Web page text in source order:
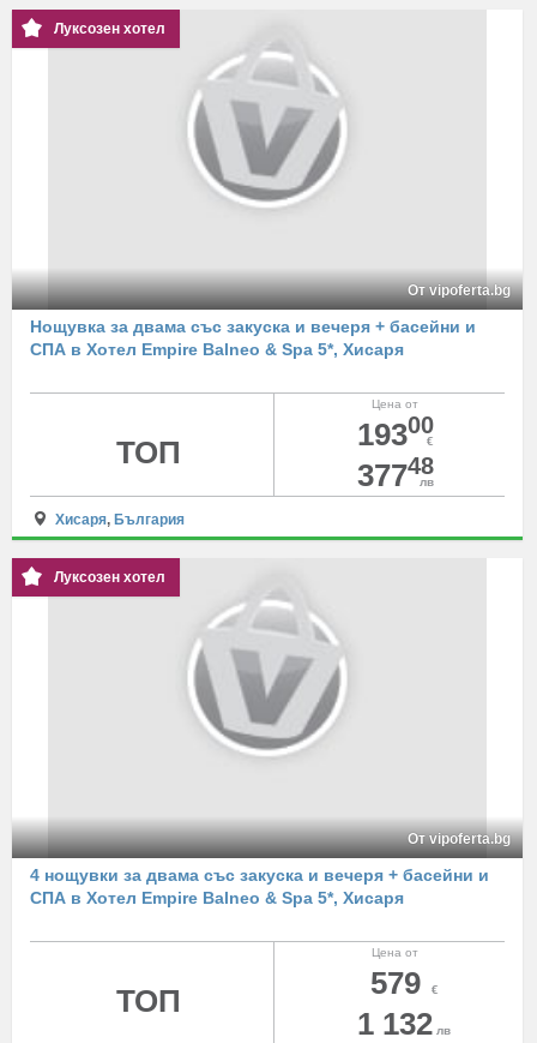
Луксозен хотел
От vipoferta.bg
Нощувка за двама със закуска и вечеря + басейни и
СПА в Хотел Empire Balneo & Spa 5*, Хисаря
Цена от
19300
€
37748
лв
ТОП
Хисаря, България
Луксозен хотел
От vipoferta.bg
4 нощувки за двама със закуска и вечеря + басейни и
СПА в Хотел Empire Balneo & Spa 5*, Хисаря
Цена от
579 €
1 132 лв
ТОП